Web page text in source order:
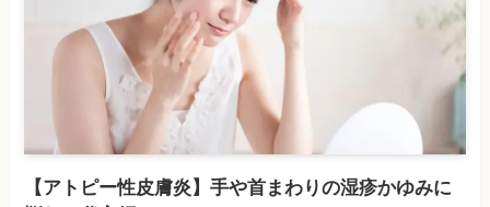
【アトピー性皮膚炎】手や首まわりの湿疹かゆみに